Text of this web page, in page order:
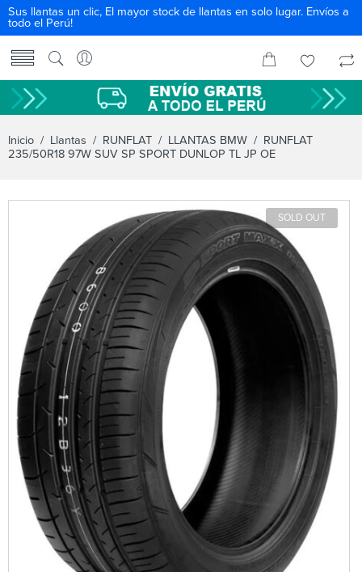
Sus llantas un clic, El mayor stock de llantas en solo lugar. Envíos a
todo el Perú!
Inicio / Llantas / RUNFLAT / LLANTAS BMW / RUNFLAT
235/50R18 97W SUV SP SPORT DUNLOP TL JP OE
SOLD OUT